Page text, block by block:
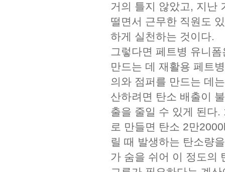
거의 틀지 않았고, 지난
떨면서 근무한 직원도
하게 실천하는 것이다.
그렇다면 페트병 유니
만드는 데 재활용 페트
의와 점퍼를 만드는 데
산하려면 탄소 배출이
출을 줄일 수 있게 된다
로 만들면 탄소 2만
릴 때 발생하는 탄소량
가 숨을 쉬어 이 정도의